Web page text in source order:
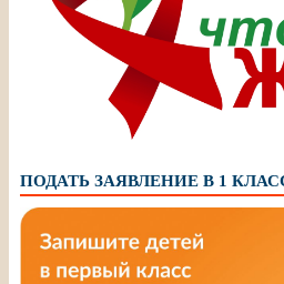
ПОДАТЬ ЗАЯВЛЕНИЕ В 1